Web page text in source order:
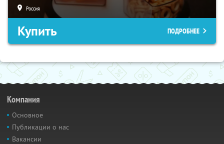
Россия
Купить ПОДРОБНЕЕ
Компания
Основное
Публикации о нас
Вакансии